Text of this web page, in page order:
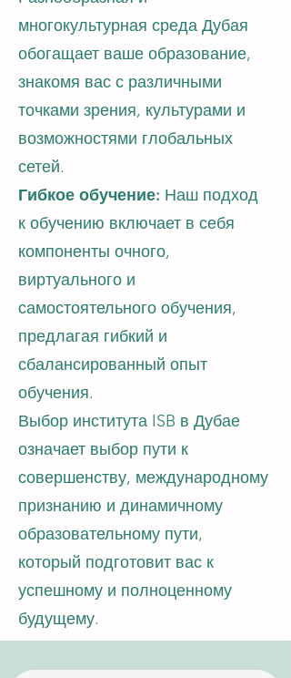
многокультурная среда Дубая
обогащает ваше образование,
знакомя вас с различными
точками зрения, культурами и
возможностями глобальных
сетей.
Гибкое обучение: Наш подход
к обучению включает в себя
компоненты очного,
виртуального и
самостоятельного обучения,
предлагая гибкий и
сбалансированный опыт
обучения.
Выбор института ISB в Дубае
означает выбор пути к
совершенству, международному
признанию и динамичному
образовательному пути,
который подготовит вас к
успешному и полноценному
будущему.